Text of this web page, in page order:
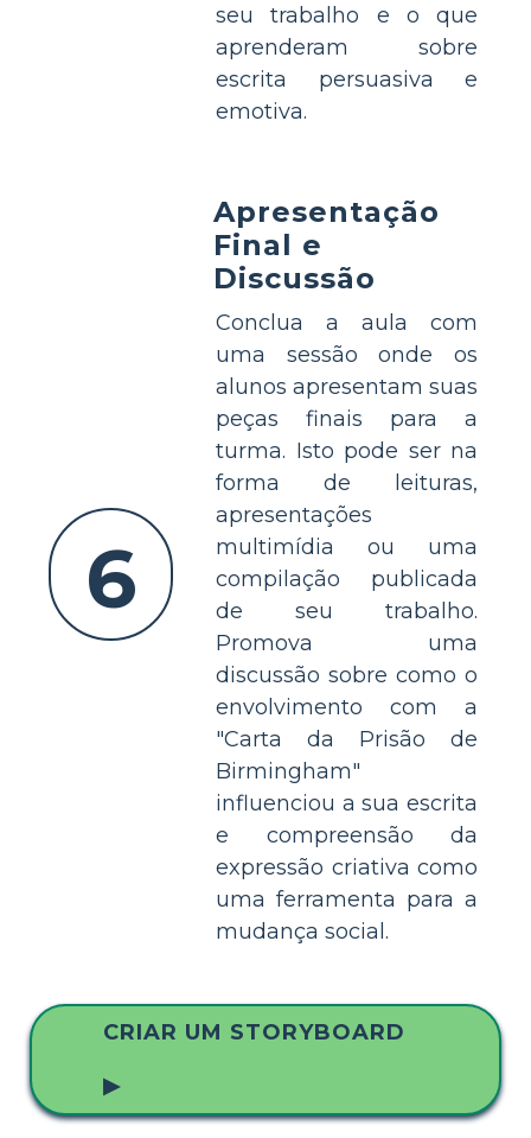
seu trabalho e o que
aprenderam sobre
escrita persuasiva e
emotiva.
6
Apresentação
Final e
Discussão
Conclua a aula com
uma sessão onde os
alunos apresentam suas
peças finais para a
turma. Isto pode ser na
forma de leituras,
apresentações
multimídia ou uma
compilação publicada
de seu trabalho.
Promova uma
discussão sobre como o
envolvimento com a
"Carta da Prisão de
Birmingham"
influenciou a sua escrita
e compreensão da
expressão criativa como
uma ferramenta para a
mudança social.
CRIAR UM STORYBOARD
▶